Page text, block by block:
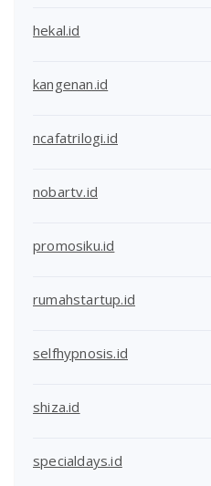
hekal.id
kangenan.id
ncafatrilogi.id
nobartv.id
promosiku.id
rumahstartup.id
selfhypnosis.id
shiza.id
specialdays.id